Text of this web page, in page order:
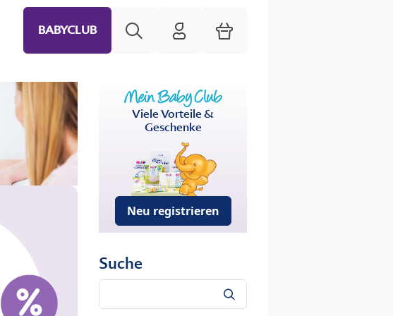
BABYCLUB HiPP Mein Babyclub
Warenkorb
Viele Vorteile &
Geschenke
Neu registrieren
Suche